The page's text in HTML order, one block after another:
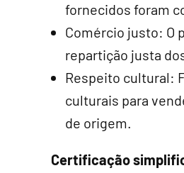
fornecidos foram
Comércio justo: O
repartição justa
Respeito cultural:
culturais para
de origem.
Certificação